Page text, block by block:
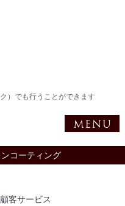
）でも行うことができます
コーティング
客サービス